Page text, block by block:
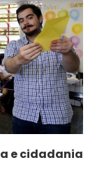
e cidadania